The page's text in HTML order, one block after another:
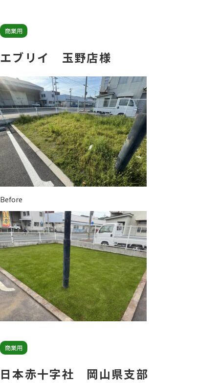
商業用
エブリイ 玉野店様
Before
商業用
日本赤十字社 岡山県支部